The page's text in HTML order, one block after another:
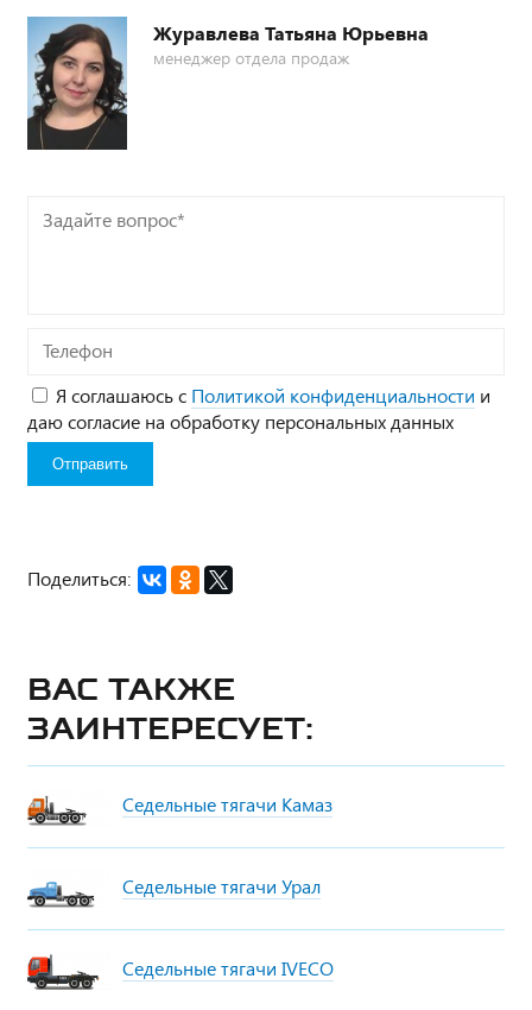
Журавлева Татьяна Юрьевна
менеджер отдела продаж
Задайте
Телефон
Я соглашаюсь с Политикой конфиденциальности и
даю согласие на обработку персональных данных
Поделиться:
Вас также
заинтересует:
Седельные тягачи Камаз
Седельные тягачи Урал
Седельные тягачи IVECO